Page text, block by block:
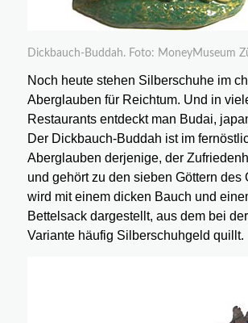
Dickbauch-Buddah. Foto: MoneyMuseum
Noch heute stehen Silberschuhe im
Aberglauben für Reichtum. Und in
Restaurants entdeckt man Budai,
Der Dickbauch-Buddah ist im
Aberglauben derjenige, der
und gehört zu den sieben Göttern des
wird mit einem dicken Bauch und
Bettelsack dargestellt, aus dem bei
Variante häufig Silberschuhgeld quillt.